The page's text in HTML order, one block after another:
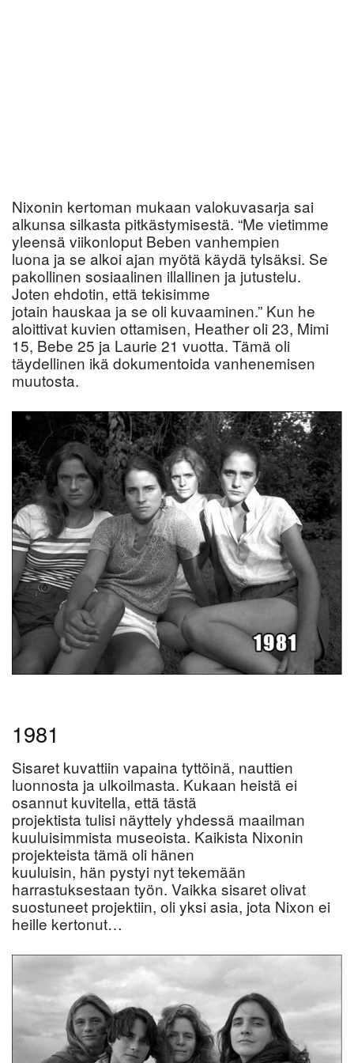
Nixonin kertoman mukaan valokuvasarja sai
alkunsa silkasta pitkästymisestä. “Me vietimme
yleensä viikonloput Beben vanhempien
luona ja se alkoi ajan myötä käydä tylsäksi. Se
pakollinen sosiaalinen illallinen ja jutustelu.
Joten ehdotin, että tekisimme
jotain hauskaa ja se oli kuvaaminen.” Kun he
aloittivat kuvien ottamisen, Heather oli 23, Mimi
15, Bebe 25 ja Laurie 21 vuotta. Tämä oli
täydellinen ikä dokumentoida vanhenemisen
muutosta.
1981
Sisaret kuvattiin vapaina tyttöinä, nauttien
luonnosta ja ulkoilmasta. Kukaan heistä ei
osannut kuvitella, että tästä
projektista tulisi näyttely yhdessä maailman
kuuluisimmista museoista. Kaikista Nixonin
projekteista tämä oli hänen
kuuluisin, hän pystyi nyt tekemään
harrastuksestaan työn. Vaikka sisaret olivat
suostuneet projektiin, oli yksi asia, jota Nixon ei
heille kertonut…